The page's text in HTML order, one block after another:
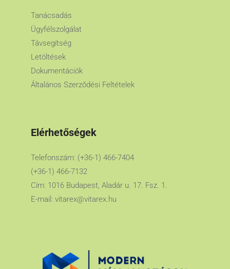
Tanácsadás
Ügyfélszolgálat
Távsegítség
Letöltések
Dokumentációk
Általános Szerződési Feltételek
Elérhetőségek
Telefonszám: (+36-1) 466-7404
(+36-1) 466-7132
Cím: 1016 Budapest, Aladár u. 17. Fsz. 1.
E-mail: vitarex@vitarex.hu